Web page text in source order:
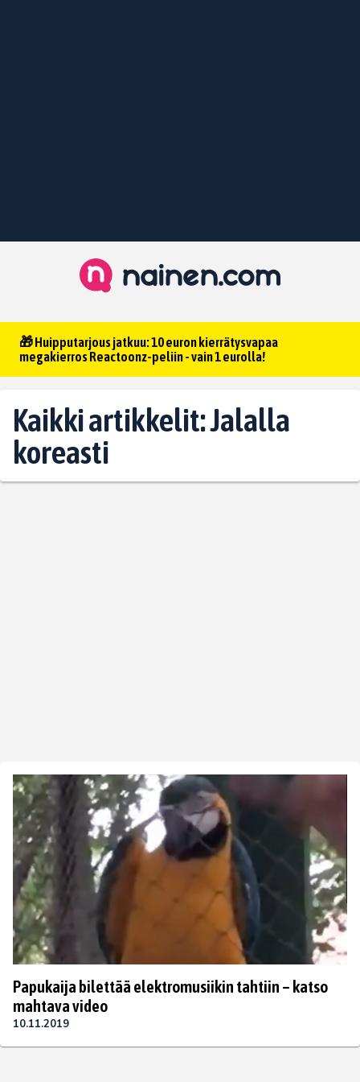
🎁 Huipputarjous jatkuu: 10 euron kierrätysvapaa
megakierros Reactoonz-peliin - vain 1 eurolla!
Kaikki artikkelit: Jalalla
koreasti
Papukaija bilettää elektromusiikin tahtiin – katso
mahtava video
10.11.2019